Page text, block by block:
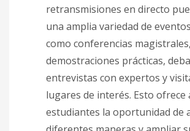
retransmisiones en directo
una amplia variedad de
como conferencias magistrales,
demostraciones prácticas,
entrevistas con expertos y
lugares de interés. Esto ofrece
estudiantes la oportunidad de